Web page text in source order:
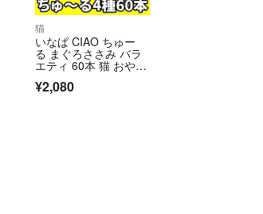
猫
いなば CIAO ちゅー
る まぐろささみ バラ
エティ 60本 猫 おや
¥2,080